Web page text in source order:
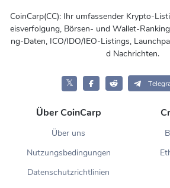
CoinCarp(CC): Ihr umfassender Krypto-
eisverfolgung, Börsen- und Wallet-
ng-Daten, ICO/IDO/IEO-Listings,
d Nachrichten.
𝕏
Über CoinCarp
Über uns
Nutzungsbedingungen
Datenschutzrichtlinien